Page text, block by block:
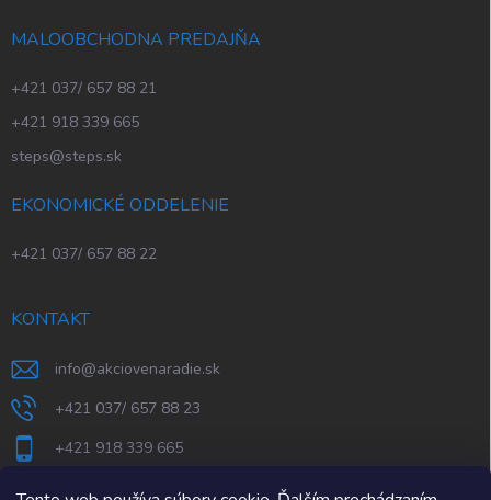
MALOOBCHODNA PREDAJŇA
+421 037/ 657 88 21
+421 918 339 665
steps@steps.sk
EKONOMICKÉ ODDELENIE
+421 037/ 657 88 22
KONTAKT
info@akciovenaradie.sk
+421 037/ 657 88 23
+421 918 339 665
STEPS Nitra